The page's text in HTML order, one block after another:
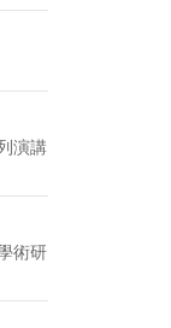
演講
術研